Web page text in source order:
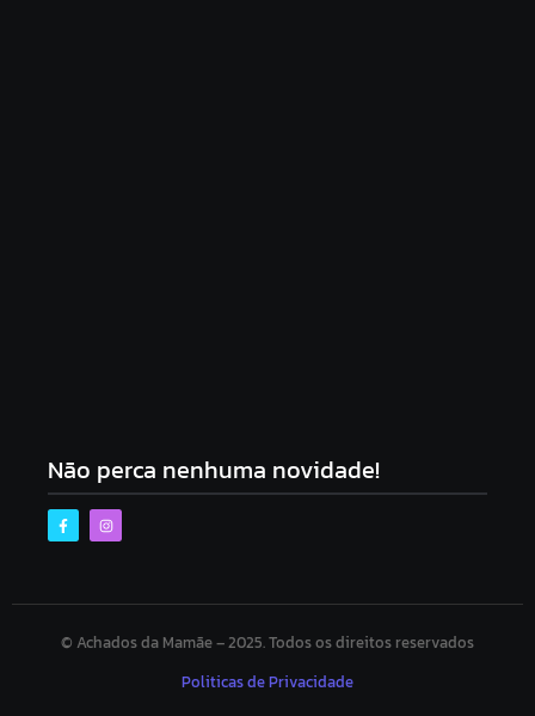
Não perca nenhuma novidade!
© Achados da Mamãe – 2025. Todos os direitos reservados
Politicas de Privacidade